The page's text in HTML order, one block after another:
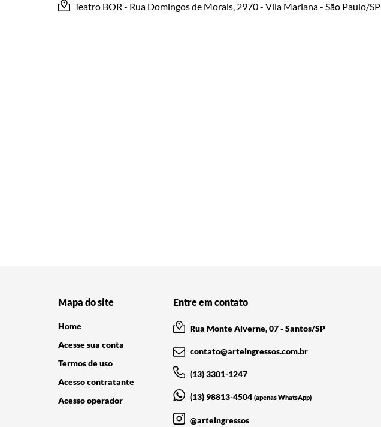
Teatro BOR - Rua Domingos de Morais, 2970 - Vila Mariana - São Paulo/SP
Mapa do site
Home
Acesse sua conta
Termos de uso
Acesso contratante
Acesso operador
Entre em contato
Rua Monte Alverne, 07 - Santos/SP
contato@arteingressos.com.br
(13) 3301-1247
(13) 98813-4504 (apenas WhatsApp)
@arteingressos